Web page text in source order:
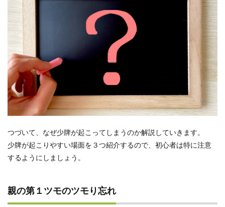
殊麻
雀
は少
ない
もの
の
JOG
系列
店以
雀荘
遊べ
る
は規
定枚
つづいて、なぜ少牌が起こってしまうのか解説していきます。
少牌が起こりやすい場面を３つ紹介するので、初心者は特に注意
するようにしましょう。
親の第１ツモのツモり忘れ